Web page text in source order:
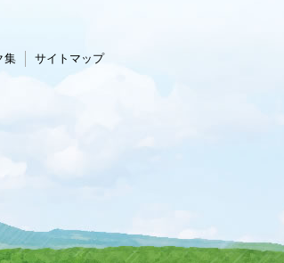
集 サイトマップ